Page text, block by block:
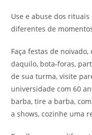
Use e abuse dos
diferentes de
Faça festas de
daquilo, bota-foras,
de sua turma, visite
universidade com 60
barba, tire a barba,
a shows, cozinhe uma